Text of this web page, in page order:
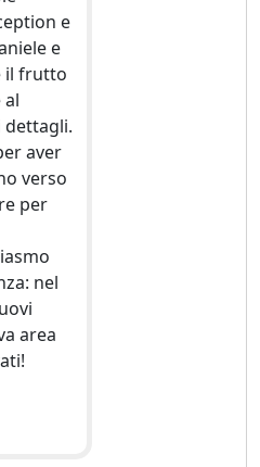
e
e
il frutto
al
aver
verso
per
nel
area